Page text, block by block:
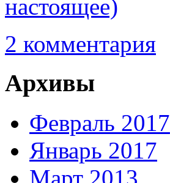
настоящее)
2 комментария
Архивы
Февраль 2017
Январь 2017